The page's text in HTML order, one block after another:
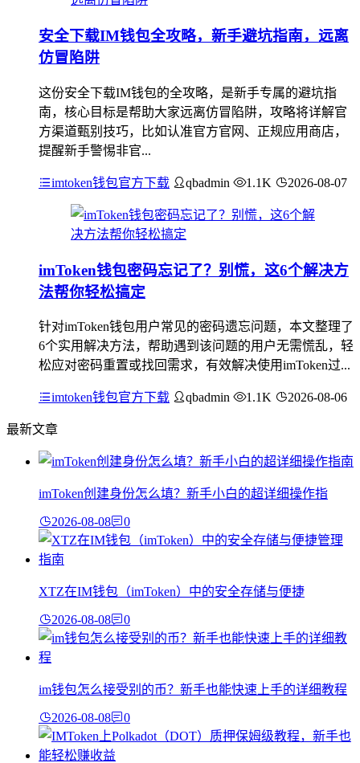
安全下载IM钱包全攻略，新手避坑指南，远离
仿冒陷阱
这份安全下载IM钱包的全攻略，是新手专属的避坑指
南，核心目标是帮助大家远离仿冒陷阱，攻略将详解官
方渠道甄别技巧，比如认准官方官网、正规应用商店，
提醒新手警惕非官...
imtoken钱包官方下载 qbadmin 1.1K 2026-08-07
imToken钱包密码忘记了？别慌，这6个解决方
法帮你轻松搞定
针对imToken钱包用户常见的密码遗忘问题，本文整理了
6个实用解决方法，帮助遇到该问题的用户无需慌乱，轻
松应对密码重置或找回需求，有效解决使用imToken过...
imtoken钱包官方下载 qbadmin 1.1K 2026-08-06
最新文章
imToken创建身份怎么填？新手小白的超详细操作指
2026-08-08 0
XTZ在IM钱包（imToken）中的安全存储与便捷
2026-08-08 0
im钱包怎么接受别的币？新手也能快速上手的详细教程
2026-08-08 0